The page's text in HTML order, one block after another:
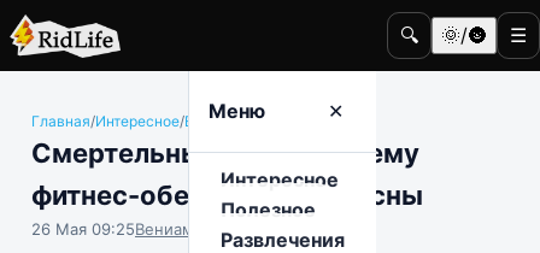
🔍 🌞/🌚 ☰
Меню ✕
Интересное
Полезное
Развлечения
Главная/Интересное/Еда и гастрономия
Смертельный тренд: почему
фитнес-обеды впрок опасны
26 Мая 09:25Вениамин Ветролесов